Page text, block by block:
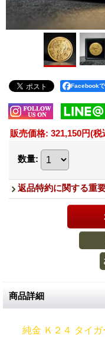
Facebook
販売価格: 321,150円(税
数量:
返品特約に関する重
商品詳細
純金 Ｋ２４ タイ